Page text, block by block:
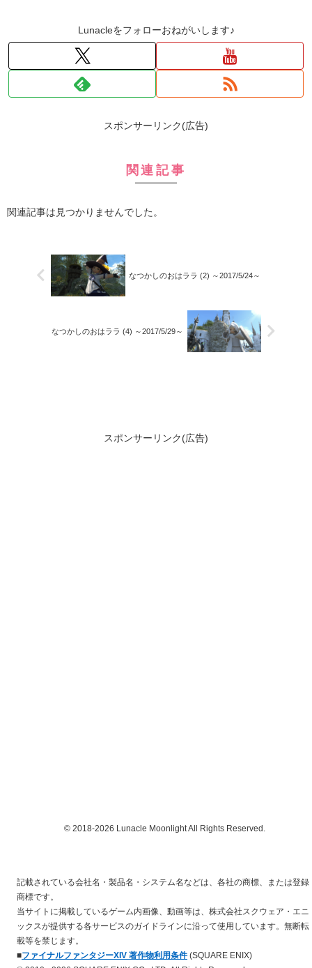
Lunacleをフォローおねがいします♪
スポンサーリンク(広告)
関連記事
関連記事は見つかりませんでした。
なつかしのおはララ (2) ～2017/5/24～
なつかしのおはララ (4) ～2017/5/29～
スポンサーリンク(広告)
© 2018-2026 Lunacle Moonlight All Rights Reserved.
記載されている会社名・製品名・システム名などは、各社の商標、または登録
商標です。
当サイトに掲載しているゲーム内画像、動画等は、株式会社スクウェア・エニ
ックスが提供する各サービスのガイドラインに沿って使用しています。無断転
載等を禁じます。
■ファイナルファンタジーXIV 著作物利用条件(SQUARE ENIX)